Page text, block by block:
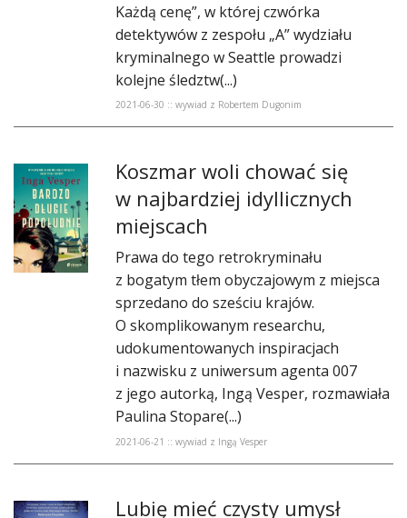
Każdą cenę”, w której czwórka
detektywów z zespołu „A” wydziału
kryminalnego w Seattle prowadzi
kolejne śledztw(...)
2021-06-30 :: wywiad z Robertem Dugonim
Koszmar woli chować się
w najbardziej idyllicznych
miejscach
Prawa do tego retrokryminału
z bogatym tłem obyczajowym z miejsca
sprzedano do sześciu krajów.
O skomplikowanym researchu,
udokumentowanych inspiracjach
i nazwisku z uniwersum agenta 007
z jego autorką, Ingą Vesper, rozmawiała
Paulina Stopare(...)
2021-06-21 :: wywiad z Ingą Vesper
Lubię mieć czysty umysł